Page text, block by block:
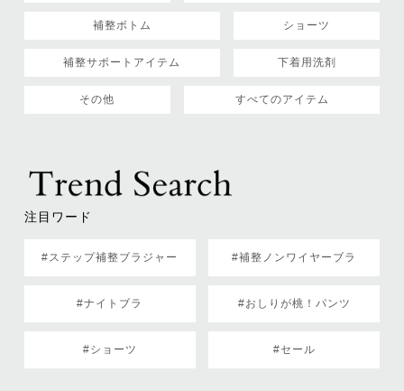
補整ボトム ショーツ
補整サポートアイテム 下着用洗剤
その他 すべてのアイテム
注目ワード
#ステップ補整ブラジャー #補整ノンワイヤーブラ
#ナイトブラ #おしりが桃！パンツ
#ショーツ #セール